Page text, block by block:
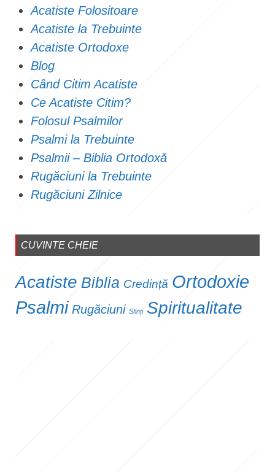
Acatiste Folositoare
Acatiste la Trebuinte
Acatiste Ortodoxe
Blog
Când Citim Acatiste
Ce Acatiste Citim?
Folosul Psalmilor
Psalmi la Trebuinte
Psalmii – Biblia Ortodoxă
Rugăciuni la Trebuinte
Rugăciuni Zilnice
CUVINTE CHEIE
Acatiste Biblia Credință Ortodoxie
Psalmi Rugăciuni Sfinți Spiritualitate